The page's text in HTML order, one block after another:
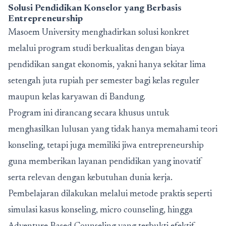
Solusi Pendidikan Konselor yang Berbasis
Entrepreneurship
Masoem University menghadirkan solusi konkret
melalui program studi berkualitas dengan biaya
pendidikan sangat ekonomis, yakni hanya sekitar lima
setengah juta rupiah per semester bagi kelas reguler
maupun kelas karyawan di Bandung.
Program ini dirancang secara khusus untuk
menghasilkan lulusan yang tidak hanya memahami teori
konseling, tetapi juga memiliki jiwa entrepreneurship
guna memberikan layanan pendidikan yang inovatif
serta relevan dengan kebutuhan dunia kerja.
Pembelajaran dilakukan melalui metode praktis seperti
simulasi kasus konseling, micro counseling, hingga